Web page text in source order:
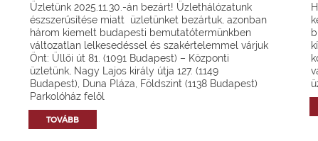
Üzletünk 2025.11.30.-án bezárt! Üzlethálózatunk
észszerűsítése miatt üzletünket bezártuk, azonban
három kiemelt budapesti bemutatótermünkben
változatlan lelkesedéssel és szakértelemmel várjuk
Önt: Üllői út 81. (1091 Budapest) – Központi
üzletünk, Nagy Lajos király útja 127. (1149
Budapest), Duna Pláza, Földszint (1138 Budapest)
Parkolóház felől
TOVÁBB